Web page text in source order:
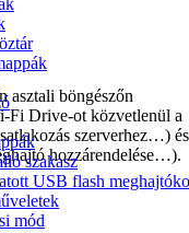
szakasz
USB flash
mód
asztali böngészőn
Fi Drive-ot közvetlenül a
szerverhez…) és
hozzárendelése…).